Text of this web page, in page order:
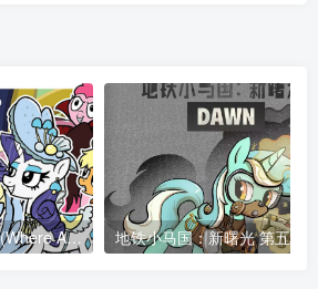
【熟肉】我们在哪？(Where Are We?)